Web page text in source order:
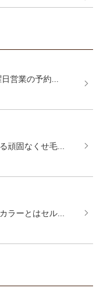
営業の予約...
頑固なくせ毛...
ラーとはセル...